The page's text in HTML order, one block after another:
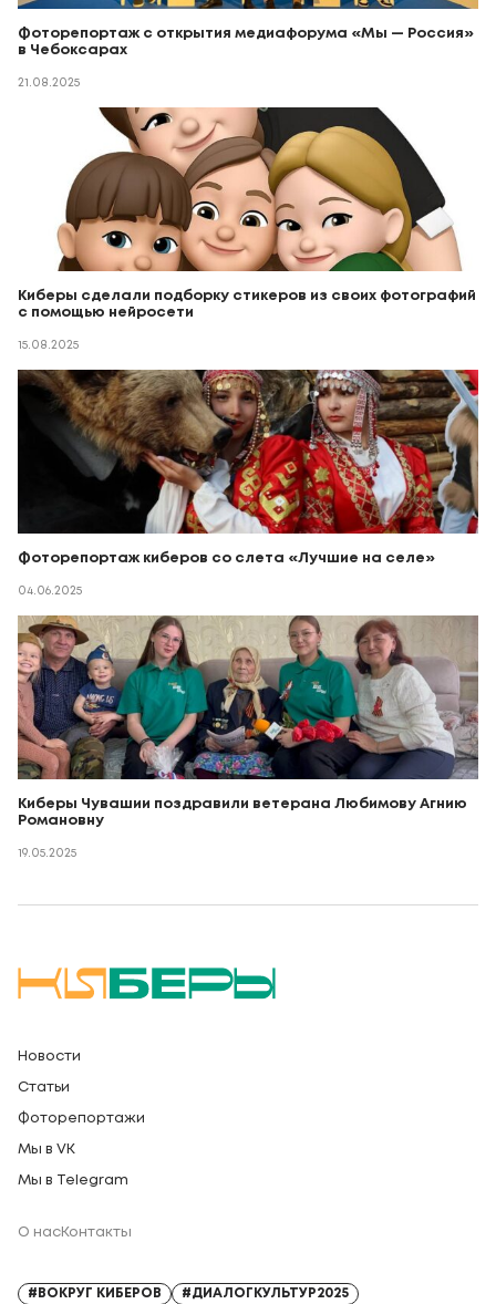
Фоторепортаж с открытия медиафорума «Мы — Россия»
в Чебоксарах
21.08.2025
Киберы сделали подборку стикеров из своих фотографий
с помощью нейросети
15.08.2025
Фоторепортаж киберов со слета «Лучшие на селе»
04.06.2025
Киберы Чувашии поздравили ветерана Любимову Агнию
Романовну
19.05.2025
Новости
Статьи
Фоторепортажи
Мы в VK
Мы в Telegram
О насКонтакты
#ВОКРУГ КИБЕРОВ #ДИАЛОГКУЛЬТУР2025